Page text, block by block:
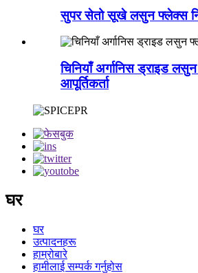
सुपर सेतो सूखे लसुन फ्लेक्स
चिनियाँ अर्गानिस ड्राइड
आपूर्तिकर्ता
घर
घर
उत्पादनहरू
हाम्रोबारे
हामीलाई सम्पर्क गर्नुहोस